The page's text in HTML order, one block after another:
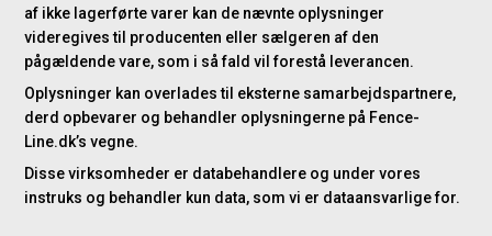
af ikke lagerførte varer kan de nævnte oplysninger
videregives til producenten eller sælgeren af den
pågældende vare, som i så fald vil forestå leverancen.
Oplysninger kan overlades til eksterne samarbejdspartnere,
derd opbevarer og behandler oplysningerne på Fence-
Line.dk’s vegne.
Disse virksomheder er databehandlere og under vores
instruks og behandler kun data, som vi er dataansvarlige for.